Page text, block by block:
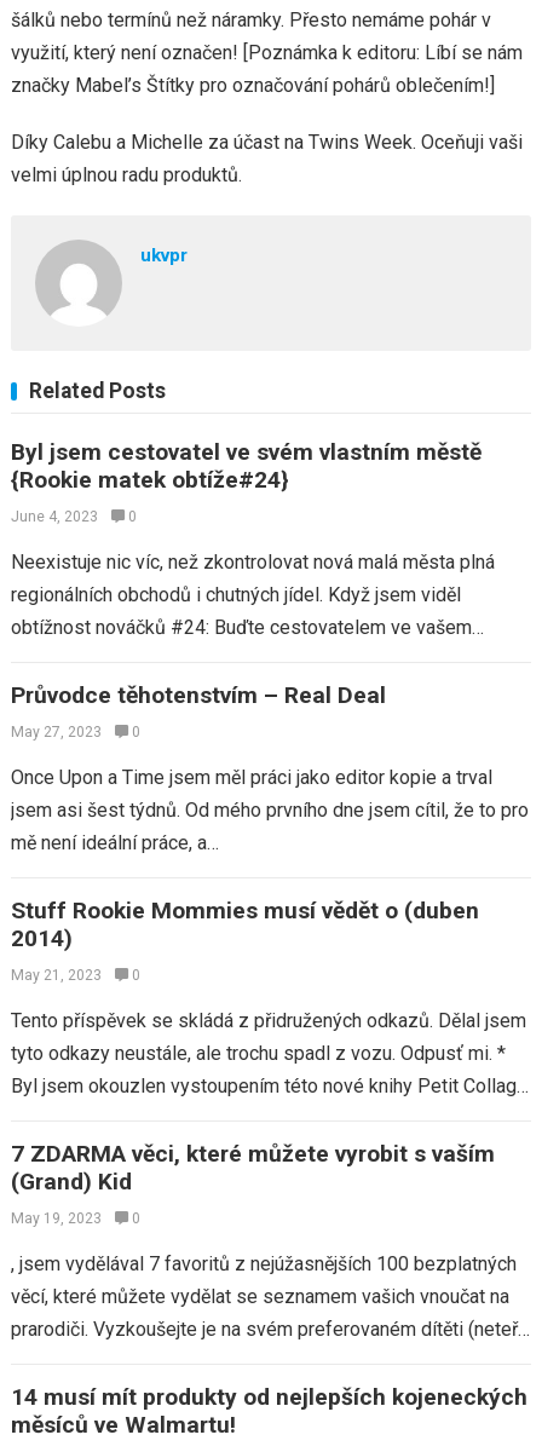
šálků nebo termínů než náramky. Přesto nemáme pohár v
využití, který není označen! [Poznámka k editoru: Líbí se nám
značky Mabel’s Štítky pro označování pohárů oblečením!]
Díky Calebu a Michelle za účast na Twins Week. Oceňuji vaši
velmi úplnou radu produktů.
ukvpr
Related Posts
Byl jsem cestovatel ve svém vlastním městě
{Rookie matek obtíže#24}
June 4, 2023 0
Neexistuje nic víc, než zkontrolovat nová malá města plná
regionálních obchodů i chutných jídel. Když jsem viděl
obtížnost nováčků #24: Buďte cestovatelem ve vašem
Průvodce těhotenstvím – Real Deal
May 27, 2023 0
Once Upon a Time jsem měl práci jako editor kopie a trval
jsem asi šest týdnů. Od mého prvního dne jsem cítil, že to pro
mě není ideální práce, a…
Stuff Rookie Mommies musí vědět o (duben
2014)
May 21, 2023 0
Tento příspěvek se skládá z přidružených odkazů. Dělal jsem
tyto odkazy neustále, ale trochu spadl z vozu. Odpusť mi. *
Byl jsem okouzlen vystoupením této nové knihy Petit Collage,
7 ZDARMA věci, které můžete vyrobit s vaším
(Grand) Kid
May 19, 2023 0
, jsem vydělával 7 favoritů z nejúžasnějších 100 bezplatných
věcí, které můžete vydělat se seznamem vašich vnoučat na
prarodiči. Vyzkoušejte je na svém preferovaném dítěti (neteř,
14 musí mít produkty od nejlepších kojeneckých
měsíců ve Walmartu!